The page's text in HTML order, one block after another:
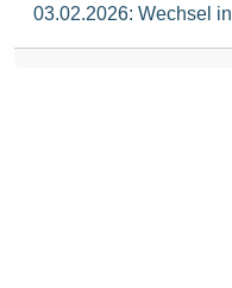
03.02.2026: Wechsel